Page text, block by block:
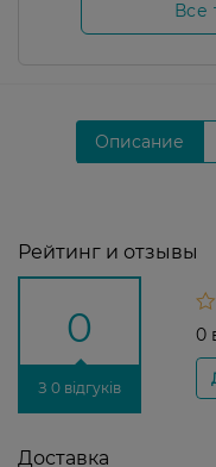
Все
Описание
Рейтинг и отзывы
0
З 0 відгуків
0
Доставка